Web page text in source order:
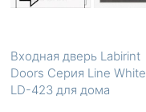
Входная дверь Labirint
Doors Серия Line White
LD-423 для дома